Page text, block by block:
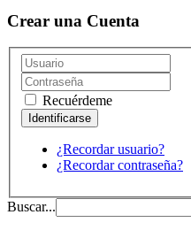
Crear una Cuenta
Recuérdeme
¿Recordar usuario?
¿Recordar contraseña?
Buscar...